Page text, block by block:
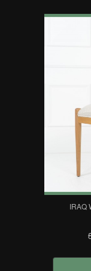
IRAQ